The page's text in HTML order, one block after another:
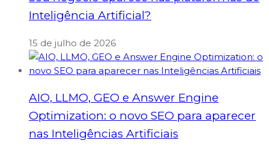
Inteligência Artificial?
15 de julho de 2026
AIO, LLMO, GEO e Answer Engine
Optimization: o novo SEO para aparecer
nas Inteligências Artificiais